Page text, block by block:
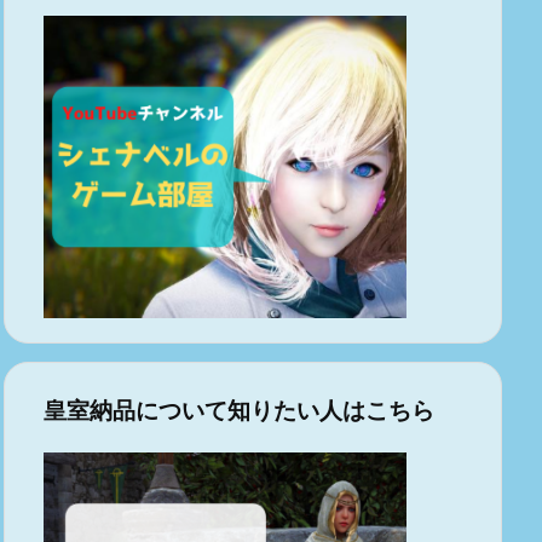
皇室納品について知りたい人はこちら